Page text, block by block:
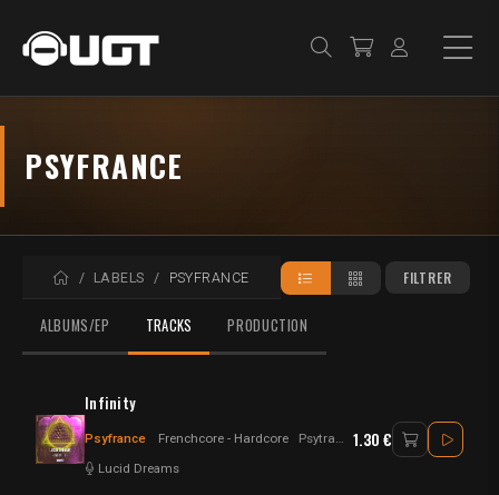
PSYFRANCE
ACCUEIL
LABELS PSYFRANCE FILTRER
ALBUMS/EP TRACKS PRODUCTION
Infinity
Psyfrance Frenchcore - Hardcore Psytrance
Lucid Dreams
1.30 €